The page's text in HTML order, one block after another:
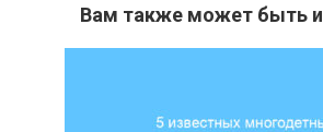
Вам также может быть